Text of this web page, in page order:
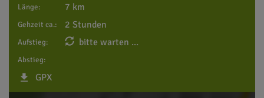
Länge: 7 km
Gehzeit ca.: 2 Stunden
Aufstieg: bitte warten ...
Abstieg:
GPX